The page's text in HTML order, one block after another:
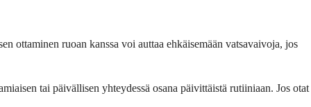
ottaminen ruoan kanssa voi auttaa ehkäisemään vatsavaivoja, jos
tai päivällisen yhteydessä osana päivittäistä rutiiniaan. Jos otat